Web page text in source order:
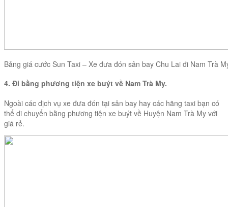
Bảng giá cước Sun Taxi – Xe đưa đón sân bay Chu Lai đi Nam Trà
4. Đi bằng phương tiện xe buýt về Nam Trà My.
Ngoài các dịch vụ xe đưa đón tại sân bay hay các hãng taxi bạn có
thể di chuyển bằng phương tiện xe buýt về Huyện Nam Trà My với
giá rẻ.